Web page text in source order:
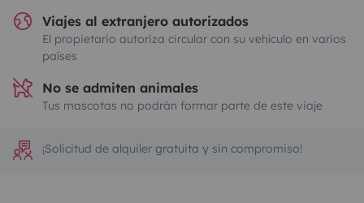
Viajes al extranjero autorizados
El propietario autoriza circular con su vehículo en varios
países
No se admiten animales
Tus mascotas no podrán formar parte de este viaje
¡Solicitud de alquiler gratuita y sin compromiso!